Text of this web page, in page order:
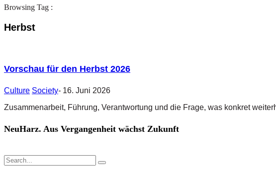
Browsing Tag :
Herbst
Vorschau für den Herbst 2026
Culture Society- 16. Juni 2026
Zusammenarbeit, Führung, Verantwortung und die Frage, was konkret
NeuHarz. Aus Vergangenheit wächst Zukunft